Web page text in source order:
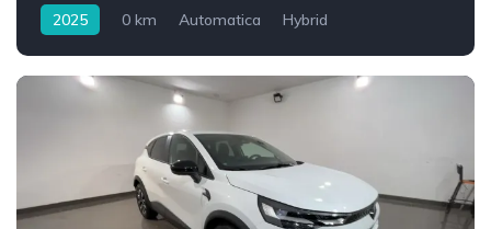
2025 0 km Automatica Hybrid